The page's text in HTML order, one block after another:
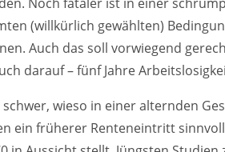
(willkürlich gewählten)
Auch das soll vorwiegend
darauf – fünf Jahre
wieso in einer alternden
ein früherer Renteneintritt